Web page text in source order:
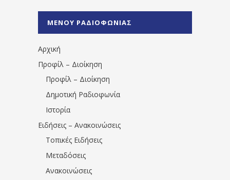
1531194763766854/" artist="" ]
ΜΕΝΟΥ ΡΑΔΙΟΦΩΝΙΑΣ
Αρχική
Προφίλ – Διοίκηση
Προφίλ – Διοίκηση
Δημοτική Ραδιοφωνία
Ιστορία
Ειδήσεις – Ανακοινώσεις
Τοπικές Ειδήσεις
Μεταδόσεις
Ανακοινώσεις